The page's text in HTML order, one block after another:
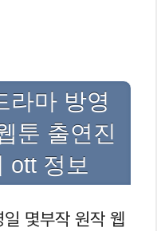
라마 방영
툰 출연진
ott 정보
몇부작 원작 웹